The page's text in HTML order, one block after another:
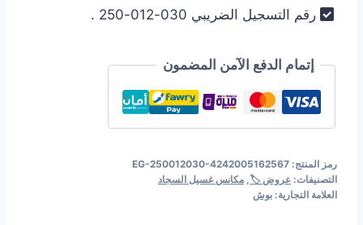
رقم التسجيل الضريبي 030-012-250 .
إتمام الدفع الآمن المضمون
رمز المنتج: EG-250012030-4242005162567
التصنيفات: عروض 🏷️ مكانس غسيل السجاد
العلامة التجارية: بوش